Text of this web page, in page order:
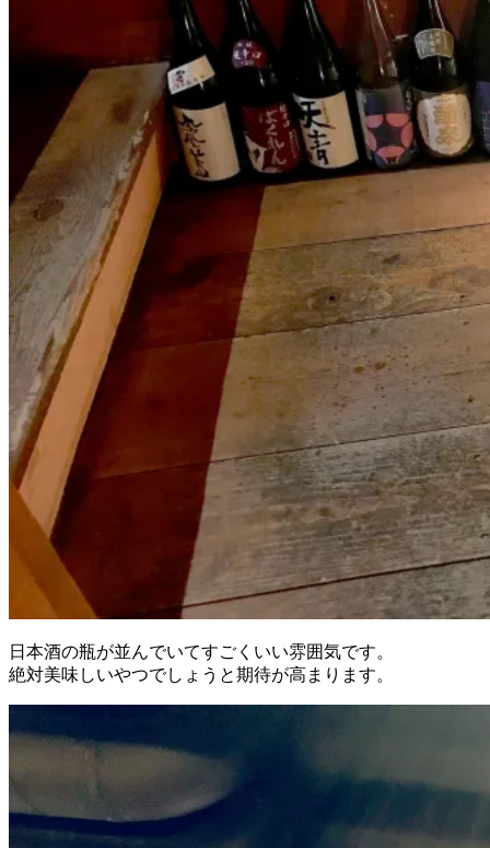
日本酒の瓶が並んでいてすごくいい雰囲気です。
絶対美味しいやつでしょうと期待が高まります。